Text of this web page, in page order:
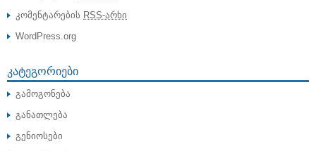
კომენტარების RSS-არხი
WordPress.org
ᲙᲐᲢᲔᲒᲝᲠᲘᲔᲑᲘ
გამოგონება
განათლება
გენიოსები